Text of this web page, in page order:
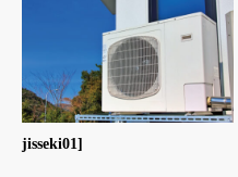
jisseki01]